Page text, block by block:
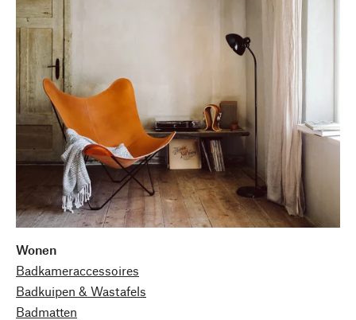
Wonen
Badkameraccessoires
Badkuipen & Wastafels
Badmatten